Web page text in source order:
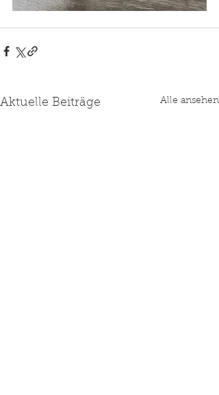
Aktuelle Beiträge Alle ansehen